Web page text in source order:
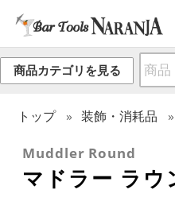
商品カテゴリを見る
トップ 装飾・消耗品
Muddler Round
マドラー ラウ